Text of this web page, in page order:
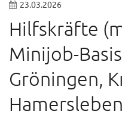
23.03.2026
Hilfskräfte
Minijob-
Gröningen,